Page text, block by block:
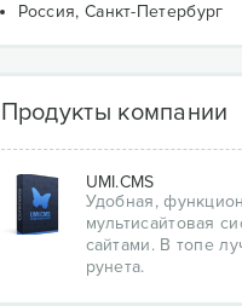
Россия, Санкт-Петербург
Продукты компании
UMI.CMS
Удобная,
мультисайтовая
сайтами. В топе
рунета.